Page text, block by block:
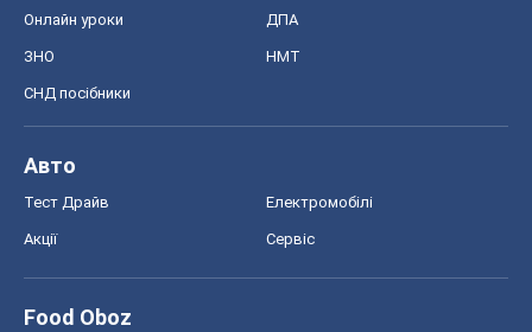
Онлайн уроки ДПА
ЗНО НМТ
СНД посібники
Авто
Тест Драйв Електромобілі
Акції Сервіс
Food Oboz